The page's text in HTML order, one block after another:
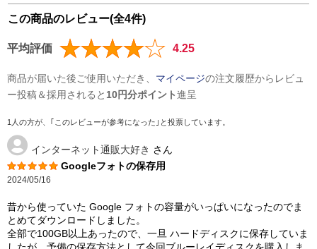
この商品のレビュー(全4件)
平均評価 4.25
商品が届いた後ご使用いただき、 マイページの注文履歴からレビュ
ー投稿＆採用されると 10円分ポイント進呈
1人の方が、｢このレビューが参考になった｣と投票しています。
インターネット通販大好き さん
Googleフォトの保存用
2024/05/16
昔から使っていた Google フォトの容量がいっぱいになったのでま
とめてダウンロードしました。
全部で100GB以上あったので、一旦 ハードディスクに保存していま